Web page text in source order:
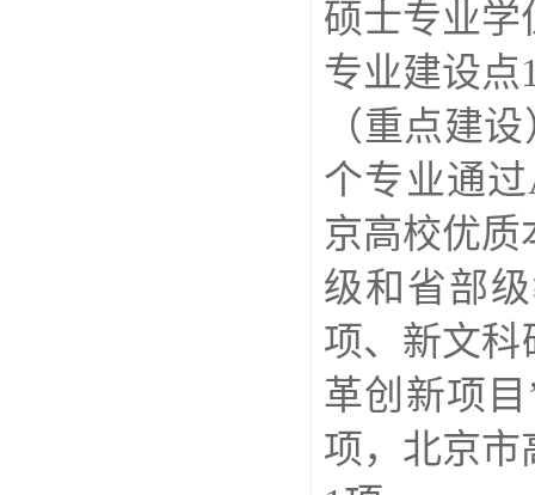
硕士专业学
专业建设点
（重点建
个专业通
京高校优质
级和省部
项、新文科
革创新项
项，北京市